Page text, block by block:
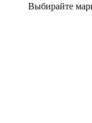
Выбирайте